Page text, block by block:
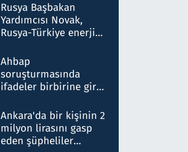
Rusya Başbakan
Yardımcısı Novak,
Rusya-Türkiye enerji
nitelikte olduğunu
belirtti
Ahbap
soruşturmasında
ifadeler birbirine girdi:
ifadelerinden ortaya
çıkan tablo şok etti
Ankara'da bir kişinin 2
milyon lirasını gasp
eden şüpheliler